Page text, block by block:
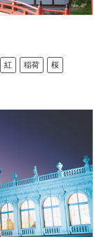
紅 稲荷 桜